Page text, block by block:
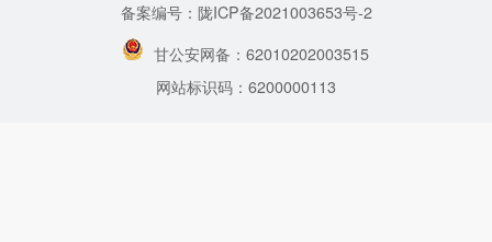
备案编号：陇ICP备2021003653号-2
甘公安网备：62010202003515
网站标识码：6200000113